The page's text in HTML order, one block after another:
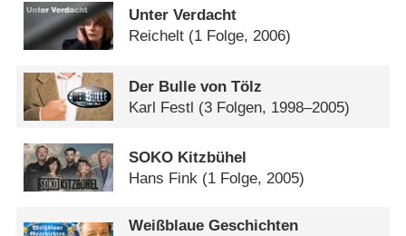
Unter Verdacht
Reichelt (1 Folge, 2006)
Der Bulle von Tölz
Karl Festl (3 Folgen, 1998–2005)
SOKO Kitzbühel
Hans Fink (1 Folge, 2005)
Weißblaue Geschichten